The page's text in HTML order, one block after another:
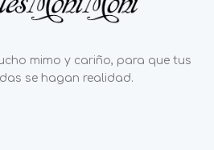
mimo y cariño, para que tus
se hagan realidad.